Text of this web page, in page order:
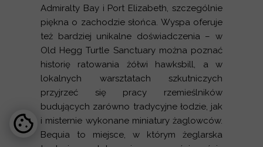
Admiralty Bay i Port Elizabeth, szczególnie
piękna o zachodzie słońca. Wyspa oferuje
też bardziej unikalne doświadczenia – w
Old Hegg Turtle Sanctuary można poznać
historię ratowania żółwi hawksbill, a w
lokalnych warsztatach szkutniczych
przyjrzeć się pracy rzemieślników
budujących zarówno tradycyjne łodzie, jak
i misternie wykonane miniatury żaglowców.
Bequia to miejsce, w którym żeglarska